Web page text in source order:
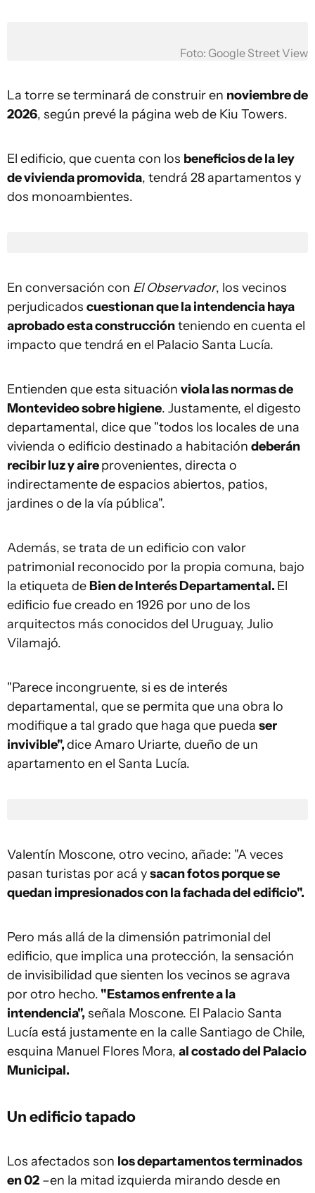
Foto: Google Street View
La torre se terminará de construir en noviembre de
2026, según prevé la página web de Kiu Towers.
El edificio, que cuenta con los beneficios de la ley
de vivienda promovida, tendrá 28 apartamentos y
dos monoambientes.
En conversación con El Observador, los vecinos
perjudicados cuestionan que la intendencia haya
aprobado esta construcciónteniendo en cuenta el
impacto que tendrá en el Palacio Santa Lucía.
Entienden que esta situación viola las normas de
Montevideo sobre higiene. Justamente, el digesto
departamental, dice que "todos los locales de una
vivienda o edificio destinado a habitación deberán
recibir luz y aireprovenientes, directa o
indirectamente de espacios abiertos, patios,
jardines o de la vía pública".
Además, se trata de un edificio con valor
patrimonial reconocido por la propia comuna, bajo
la etiqueta de Bien de Interés Departamental. El
edificio fue creado en 1926 por uno de los
arquitectos más conocidos del Uruguay, Julio
Vilamajó.
"Parece incongruente, si es de interés
departamental, que se permita que una obra lo
modifique a tal grado que haga que pueda ser
invivible",dice Amaro Uriarte, dueño de un
apartamento en el Santa Lucía.
Valentín Moscone, otro vecino, añade: "A veces
pasan turistas por acá ysacan fotos porque se
quedan impresionados con la fachada del edificio".
Pero más allá de la dimensión patrimonial del
edificio, que implica una protección, la sensación
de invisibilidad que sienten los vecinos se agrava
por otro hecho. "Estamos enfrente a la
intendencia", señala Moscone. El Palacio Santa
Lucía está justamente en la calle Santiago de Chile,
esquina Manuel Flores Mora, al costado del Palacio
Municipal.
Un edificio tapado
Los afectados son los departamentos terminados
en 02 –en la mitad izquierda mirando desde en